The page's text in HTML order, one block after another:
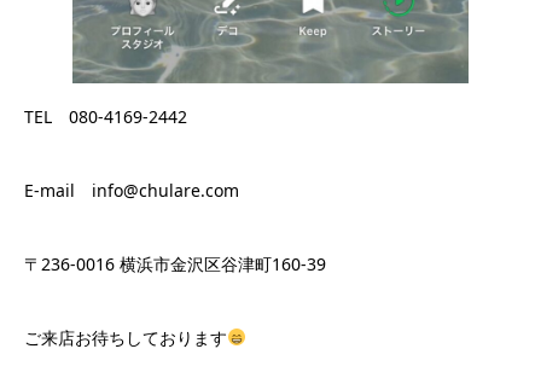
TEL 080-4169-2442
E-mail info@chulare.com
〒236-0016 横浜市金沢区谷津町160-39
ご来店お待ちしております